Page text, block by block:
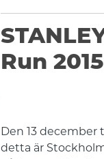
Run 2015
Den 13
detta är